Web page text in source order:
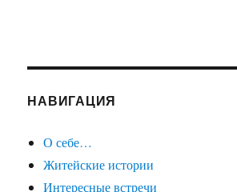
НАВИГАЦИЯ
О себе…
Житейские истории
Интересные встречи